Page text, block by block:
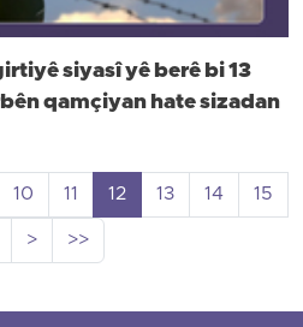
siyasî yê berê bi 13
qamçiyan hate sizadan
10 11 12 13 14
15
> >>